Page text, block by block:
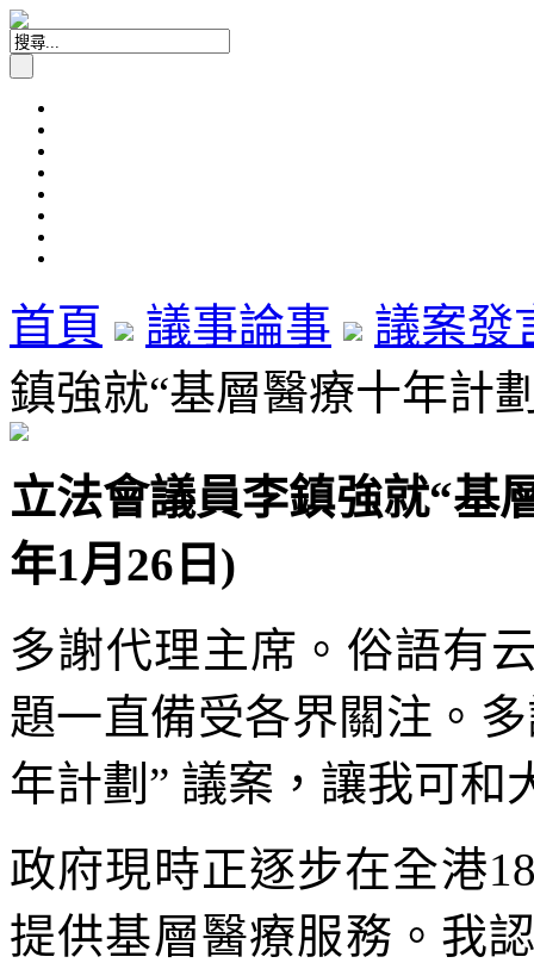
首頁 議事論事
議案發
鎮強就“基層醫療十年計
立法會議員李鎮強就“基
年1月26日)
多謝代理主席。俗語有
題一直備受各界關注。
年計劃” 議案，讓我可和
政府現時正逐步在全港
提供基層醫療服務。我